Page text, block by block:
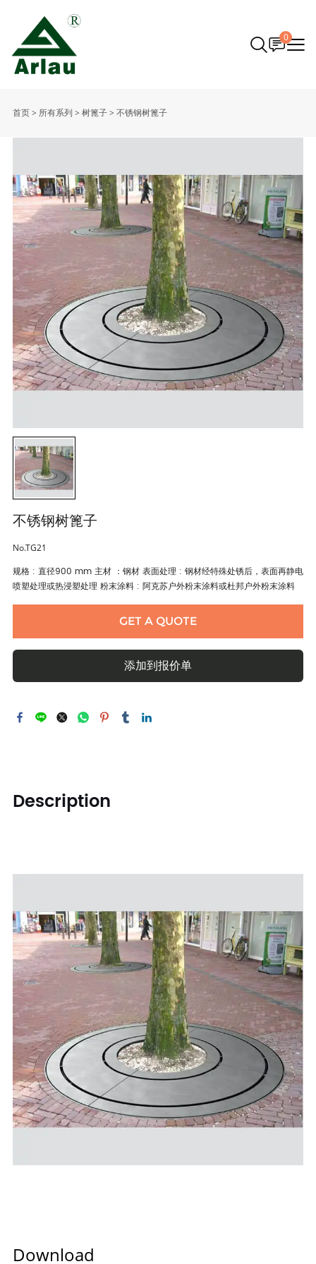
0
首页> 所有系列 > 树篦子> 不锈钢树篦子
不锈钢树篦子
No.TG21
规格 : 直径900 mm 主材 ：钢材 表面处理 : 钢材经特殊处锈后，表面再静电
喷塑处理或热浸塑处理 粉末涂料 : 阿克苏户外粉末涂料或杜邦户外粉末涂料
GET A QUOTE
添加到报价单
Description
Download